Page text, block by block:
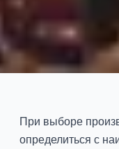
против
При выборе
определиться с